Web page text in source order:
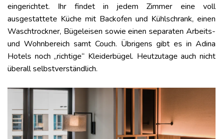
eingerichtet. Ihr findet in jedem Zimmer eine voll
ausgestattete Küche mit Backofen und Kühlschrank, einen
Waschtrockner, Bügeleisen sowie einen separaten Arbeits-
und Wohnbereich samt Couch. Übrigens gibt es in Adina
Hotels noch „richtige“ Kleiderbügel. Heutzutage auch nicht
überall selbstverständlich.